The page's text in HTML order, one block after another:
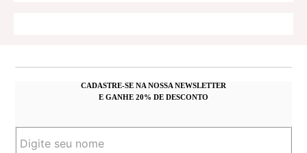
CADASTRE-SE NA NOSSA NEWSLETTER
E GANHE 20% DE DESCONTO